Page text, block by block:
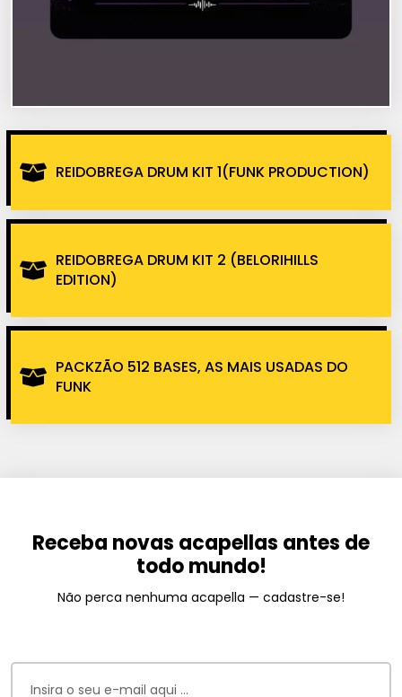
REIDOBREGA DRUM KIT 1(FUNK PRODUCTION)
REIDOBREGA DRUM KIT 2 (BELORIHILLS
EDITION)
PACKZÃO 512 BASES, AS MAIS USADAS DO
FUNK
Receba novas acapellas antes de
todo mundo!
Não perca nenhuma acapella — cadastre-se!